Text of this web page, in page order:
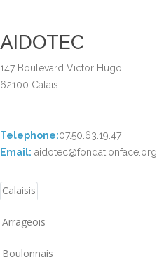
AIDOTEC
147 Boulevard Victor Hugo
62100 Calais
Telephone:07.50.63.19.47
Email: aidotec@fondationface.org
Calaisis
Arrageois
Boulonnais